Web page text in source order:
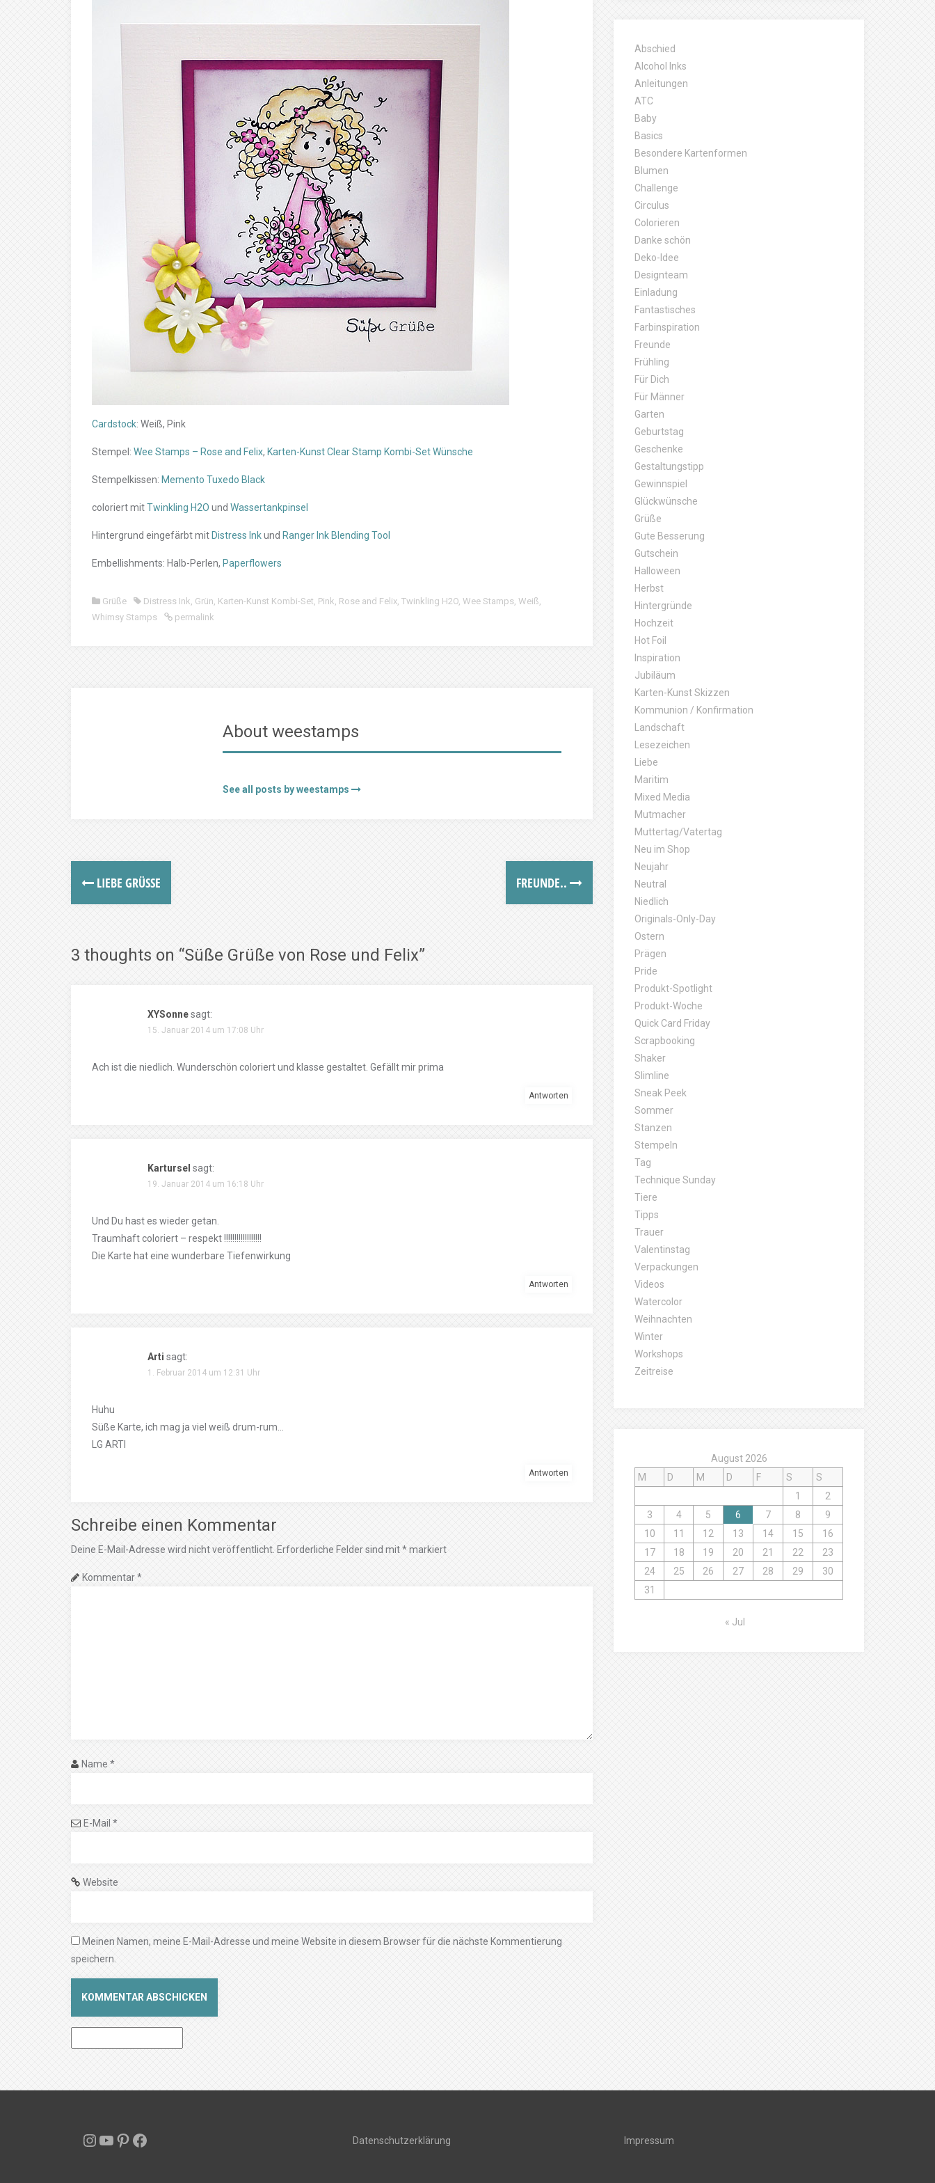
Cardstock: Weiß, Pink
Stempel: Wee Stamps – Rose and Felix, Karten-Kunst Clear Stamp Kombi-Set Wünsche
Stempelkissen: Memento Tuxedo Black
coloriert mitTwinkling H2O und Wassertankpinsel
Hintergrund eingefärbt mit Distress Inkund Ranger Ink Blending Tool
Embellishments: Halb-Perlen, Paperflowers
Grüße Distress Ink, Grün, Karten-Kunst Kombi-Set, Pink, Rose and Felix, Twinkling H2O, Wee Stamps, Weiß,
Whimsy Stamps
permalink
About weestamps
See all posts by weestamps
LIEBE GRÜSSE FREUNDE..
3 thoughts on “Süße Grüße von Rose und Felix”
XYSonnesagt:
15. Januar 2014 um 17:08 Uhr
Ach ist die niedlich. Wunderschön coloriert und klasse gestaltet. Gefällt mir prima
Antworten
Kartursel sagt:
19. Januar 2014 um 16:18 Uhr
Und Du hast es wieder getan.
Traumhaft coloriert – respekt !!!!!!!!!!!!!!!!!!
Die Karte hat eine wunderbare Tiefenwirkung
Antworten
Arti sagt:
1. Februar 2014 um 12:31 Uhr
Huhu
Süße Karte, ich mag ja viel weiß drum-rum…
LG ARTI
Antworten
Schreibe einen Kommentar
Deine E-Mail-Adresse wird nicht veröffentlicht. Erforderliche Felder sind mit*markiert
Kommentar*
Name *
E-Mail *
Website
Meinen Namen, meine E-Mail-Adresse und meine Website in diesem Browser für die nächste Kommentierung
speichern.
Abschied
Alcohol Inks
Anleitungen
ATC
Baby
Basics
Besondere Kartenformen
Blumen
Challenge
Circulus
Colorieren
Danke schön
Deko-Idee
Designteam
Einladung
Fantastisches
Farbinspiration
Freunde
Frühling
Für Dich
Für Männer
Garten
Geburtstag
Geschenke
Gestaltungstipp
Gewinnspiel
Glückwünsche
Grüße
Gute Besserung
Gutschein
Halloween
Herbst
Hintergründe
Hochzeit
Hot Foil
Inspiration
Jubiläum
Karten-Kunst Skizzen
Kommunion / Konfirmation
Landschaft
Lesezeichen
Liebe
Maritim
Mixed Media
Mutmacher
Muttertag/Vatertag
Neu im Shop
Neujahr
Neutral
Niedlich
Originals-Only-Day
Ostern
Prägen
Pride
Produkt-Spotlight
Produkt-Woche
Quick Card Friday
Scrapbooking
Shaker
Slimline
Sneak Peek
Sommer
Stanzen
Stempeln
Tag
Technique Sunday
Tiere
Tipps
Trauer
Valentinstag
Verpackungen
Videos
Watercolor
Weihnachten
Winter
Workshops
Zeitreise
August 2026
M
D M D F S
S
1
2
3
4 5 6 7 8
9
10
11 12 13 14 15
16
17
18 19 20 21 22
23
24
25 26 27 28 29
30
31
« Jul
Instagram
YouTube
Pinterest
Facebook Datenschutzerklärung Impressum